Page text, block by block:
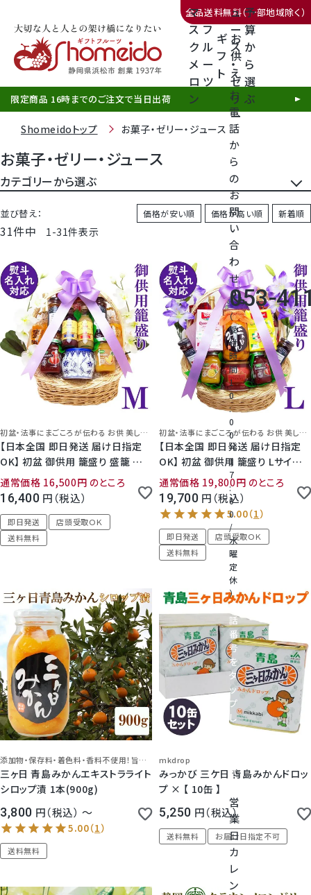
全品送料無料（一部地域除く）
マ
ス
ク
メ
ロ
ン
フ
ル
ー
ツ
ギ
フ
ト
お
供
え
ュ
ー
ス
・
ゼ
リ
ー
予
算
か
ら
選
ぶ
お
電
話
か
ら
の
お
問
い
合
わ
せ
call
053-
（
受
付
時
間
1
0
:
0
0
～
1
7
:
0
0
/
水
曜
定
休
）
電
話
番
号
を
タ
ッ
プ
し
さ
営
業
日
カ
レ
ン
静岡産クラウンメロン
天使音（あまね）マスクメロン
桃
大糖領桃
温室みかん(ハウスみかん)
梨
幸水梨ロイヤル
シャインマスカット
神紅ぶどう
ナガノパープル
1房からOK！ぶどう狩り
宮崎産パパイヤ
すいか
マスクメロンと季節のフルーツ詰合せ
お試しフルーツ
限定商品 16時までのご注文で当日出荷
Shomeidoトップ お菓子・ゼリー・ジュース
お菓子・ゼリー・ジュース
カテゴリーから選ぶ
フルーツゼリー
お菓子
クラウンメロンゼリー
たかはたファームゼリー・スムージー
三ヶ日みかんゼリー
極しぼりとクラウンメロンゼリーの詰め合わせ
果実ゼリー
JA三ケ日青島みかんジュース
【加藤柑橘園】青島みかんジュース「極しぼり」
信州アルプスフルーツジュース
並び替え 価格が安い順 価格が高い順 新着順
31件中 1-31件表示
初盆・法事にまごころが伝わる お供 美しい造花付き籠盛
【日本全国 即日発送 届け日指定
OK】 初盆 御供用 籠盛り 盛籠 Ｍサ
イズ お供 盛り合わせ 迅速対応 丁
寧 かごもり 新盆 お盆 法事 命日
一周忌 3回忌 7回忌 49日 四十九
日 法要 フルーツゼリー ジャム ジ
ュース 菓子 加工品 日持ち 送料無
通常価格 16,500 のところ
16,400 税込
即日発送
店頭受取ＯＫ
送料無料
初盆・法事にまごころが伝わる お供 美しい造花付き籠盛
【日本全国 即日発送 届け日指定
OK】 初盆 御供用 籠盛り Lサイズ
お供 盛り合わせ 迅速対応 丁寧 か
ごもり 新盆 お盆 法事 命日 一周忌
3回忌 7回忌 49日 四十九日 法要
フルーツゼリー ジャム ジュース 菓
子 加工品 日持ち 送料無料 指定日
Shomeidoオリジナル 静岡 大分
【店頭受取対象商品】
通常価格 19,800 のところ
19,700 税込
即日発送
店頭受取ＯＫ
送料無料
添加物・保存料・着色料・香料不使用！旨みを蓄えた青島みかん
三ヶ日 青島みかんエキストラライト
シロップ漬 1本(900g)
3,800 税込 〜
送料無料
mkdrop
みっかび 三ケ日 青島みかんドロッ
プ × 【 10缶 】
5,250 税込
送料無料 お届け日指定不可